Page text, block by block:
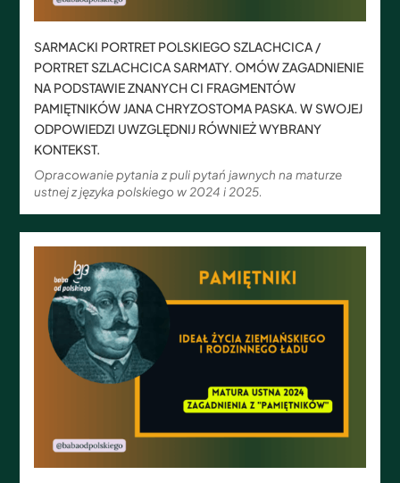
SARMACKI PORTRET POLSKIEGO SZLACHCICA /
PORTRET SZLACHCICA SARMATY. OMÓW ZAGADNIENIE
NA PODSTAWIE ZNANYCH CI FRAGMENTÓW
PAMIĘTNIKÓW JANA CHRYZOSTOMA PASKA. W SWOJEJ
ODPOWIEDZI UWZGLĘDNIJ RÓWNIEŻ WYBRANY
KONTEKST.
Opracowanie pytania z puli pytań jawnych na maturze
ustnej z języka polskiego w 2024 i 2025.